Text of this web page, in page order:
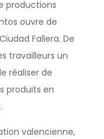
productions
ouvre de
Fallera. De
travailleurs un
réaliser de
produits en
valencienne,